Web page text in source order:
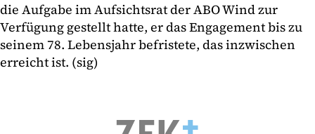
die Aufgabe im Aufsichtsrat der ABO Wind zur
Verfügung gestellt hatte, er das Engagement bis zu
seinem 78. Lebensjahr befristete, das inzwischen
erreicht ist. (sig)